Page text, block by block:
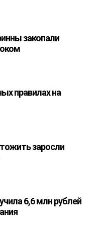
закопали
правилах на
заросли
6,6 млн рублей